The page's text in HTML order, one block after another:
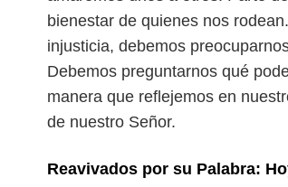
bienestar de quienes nos
injusticia, debemos
Debemos preguntarnos qué
manera que reflejemos en
de nuestro Señor.
Reavivados por su Palabra: